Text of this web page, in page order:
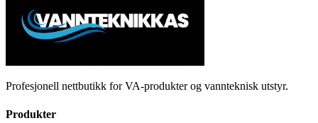
Profesjonell nettbutikk for VA-produkter og vannteknisk utstyr.
Produkter